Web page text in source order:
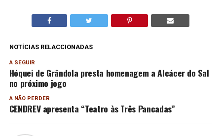
NOTÍCIAS RELACCIONADAS
A SEGUIR
Hóquei de Grândola presta homenagem a Alcácer do Sal
no próximo jogo
A NÃO PERDER
CENDREV apresenta “Teatro às Três Pancadas”